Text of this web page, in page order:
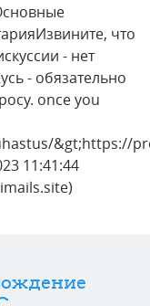
что
- нет
- обязательно
once you
&gt;https://
11:41:44